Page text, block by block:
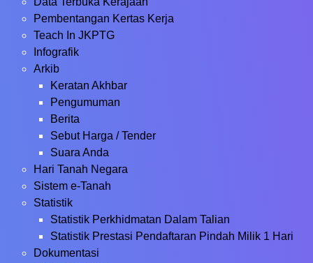
Pembentangan Kertas Kerja
Teach In JKPTG
Infografik
Arkib
Keratan Akhbar
Pengumuman
Berita
Sebut Harga / Tender
Suara Anda
Hari Tanah Negara
Sistem e-Tanah
Statistik
Statistik Perkhidmatan Dalam Talian
Statistik Prestasi Pendaftaran Pindah Milik 1 Hari
Dokumentasi